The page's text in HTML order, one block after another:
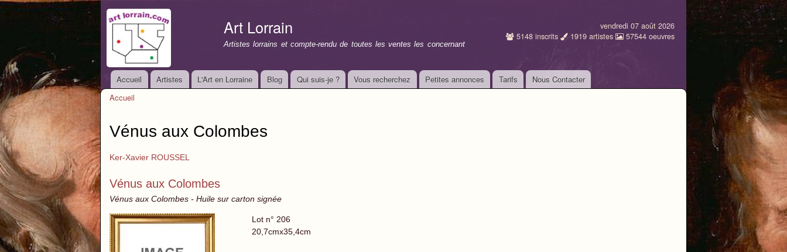
Art Lorrain
Artistes lorrains et compte-rendu de toutes les ventes les concernant
vendredi 07 août 2026
5148 inscrits 1919 artistes 57544 oeuvres
Menu principal
Accueil Artistes L'Art en Lorraine Blog Qui suis-je ? Vous recherchez Petites annonces Tarifs Nous Contacter
Accueil
Vénus aux Colombes
Ker-Xavier ROUSSEL
Vénus aux Colombes
Vénus aux Colombes - Huile sur carton signée
Lot n° 206
20,7cmx35,4cm